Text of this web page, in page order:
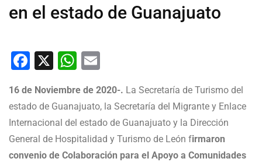
en el estado de Guanajuato
Facebook
X WhatsApp
16 de Noviembre de 2020-. La Secretaría de Turismo del
estado de Guanajuato, la Secretaría del Migrante y Enlace
Internacional del estado de Guanajuato y la Dirección
General de Hospitalidad y Turismo de León firmaron
convenio de Colaboración para el Apoyo a Comunidades